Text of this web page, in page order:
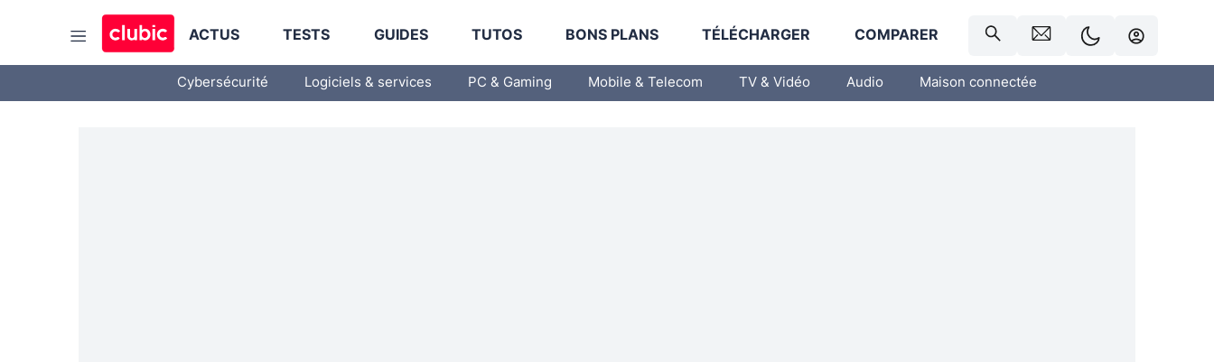
ACTUS TESTS GUIDES TUTOS BONS PLANS TÉLÉCHARGER COMPARER
Cybersécurité Logiciels & services PC & Gaming Mobile & Telecom TV & Vidéo Audio Maison connectée